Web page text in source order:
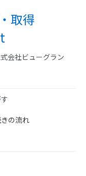
会社ビューグラン
の流れ